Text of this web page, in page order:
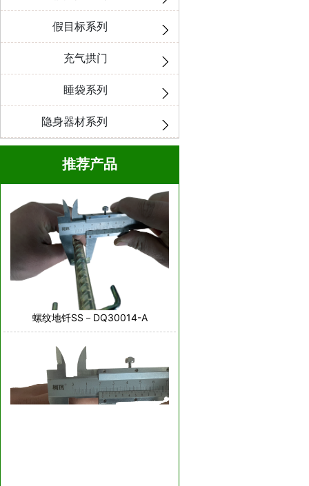
假目标系列
充气拱门
睡袋系列
隐身器材系列
推荐产品
螺纹地钎SS－DQ30014-A